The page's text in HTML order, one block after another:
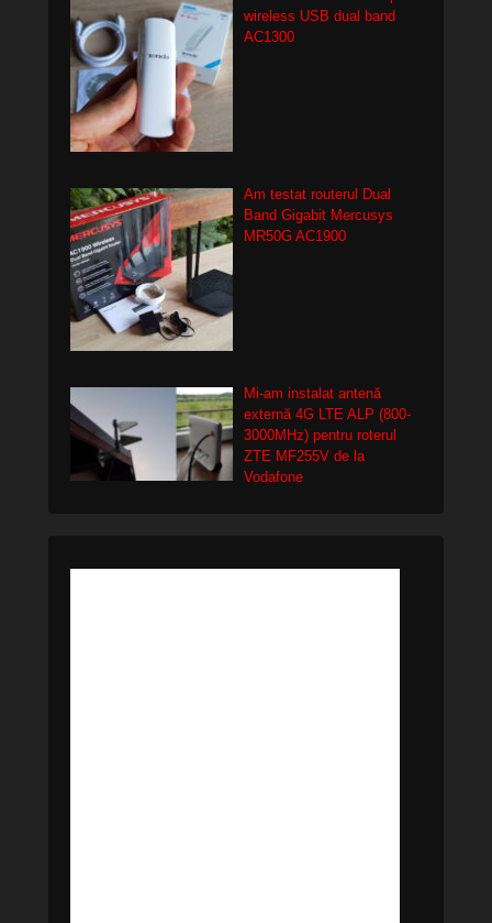
wireless USB dual band
AC1300
Am testat routerul Dual
Band Gigabit Mercusys
MR50G AC1900
Mi-am instalat antenă
externă 4G LTE ALP (800-
3000MHz) pentru roterul
ZTE MF255V de la
Vodafone